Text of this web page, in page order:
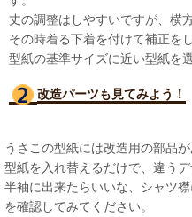
丈の調整はしやすいですが、横
その時着る下着を付けて補正を
型紙の基準サイズに近い型紙を
改造パーツも見てみよう！
うさこの型紙には改造用の部品が
型紙を入れ替えるだけで、違う
半袖に出来たらいいな、シャツ
を確認してみてください。